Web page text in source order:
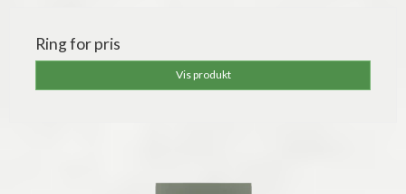
Ring for pris
Vis produkt